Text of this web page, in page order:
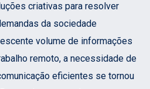
criativas para resolver
da sociedade
volume de informações
remoto, a necessidade de
eficientes se tornou